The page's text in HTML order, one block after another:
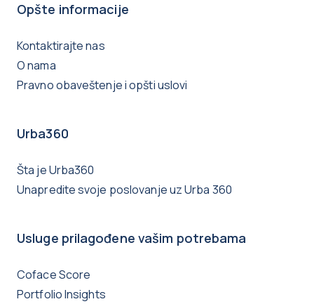
Opšte informacije
Kontaktirajte nas
O nama
Pravno obaveštenje i opšti uslovi
Urba360
Šta je Urba360
Unapredite svoje poslovanje uz Urba 360
Usluge prilagođene vašim potrebama
Coface Score
Portfolio Insights